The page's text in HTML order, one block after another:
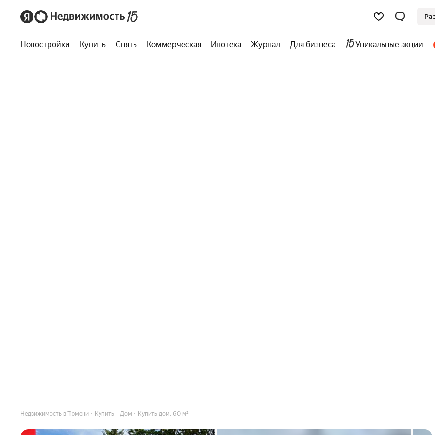
Новостройки Купить Снять Коммерческая Ипотека Журнал Для бизнеса Уникальные акции
Недвижимость в Тюмени Купить Дом Купить дом, 60 м²